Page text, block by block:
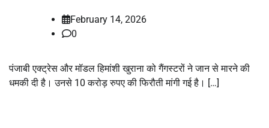
February 14, 2026
0
पंजाबी एक्ट्रेस और मॉडल हिमांशी खुराना को गैंगस्टरों ने जान से मारने की
धमकी दी है। उनसे 10 करोड़ रुपए की फिरौती मांगी गई है। […]